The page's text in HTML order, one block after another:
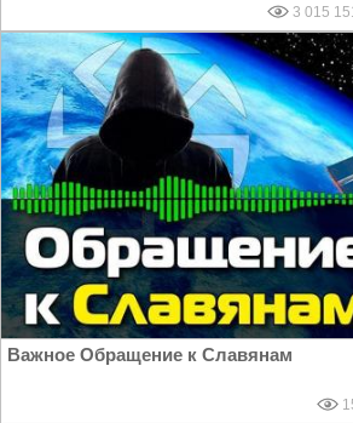
3 015
Важное Обращение к Славянам